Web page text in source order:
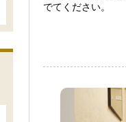
でてください。